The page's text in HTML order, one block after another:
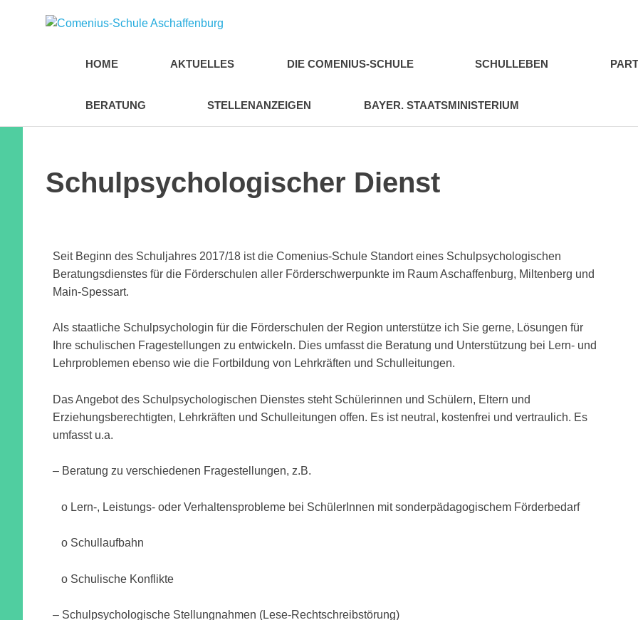
Schule
Aschaffenburg
HOME AKTUELLES DIE COMENIUS-SCHULE SCHULLEBEN
BERATUNG STELLENANZEIGEN BAYER. STAATSMINISTERIUM
Schulpsychologischer Dienst
Seit Beginn des Schuljahres 2017/18 ist die Comenius-Schule Standort eines Schulpsychologischen
Beratungsdienstes für die Förderschulen aller Förderschwerpunkte im Raum Aschaffenburg, Miltenberg und
Main-Spessart.
Als staatliche Schulpsychologin für die Förderschulen der Region unterstütze ich Sie gerne, Lösungen für
Ihre schulischen Fragestellungen zu entwickeln. Dies umfasst die Beratung und Unterstützung bei Lern- und
Lehrproblemen ebenso wie die Fortbildung von Lehrkräften und Schulleitungen.
Das Angebot des Schulpsychologischen Dienstes steht Schülerinnen und Schülern, Eltern und
Erziehungsberechtigten, Lehrkräften und Schulleitungen offen. Es ist neutral, kostenfrei und vertraulich. Es
umfasst u.a.
– Beratung zu verschiedenen Fragestellungen, z.B.
o Lern-, Leistungs- oder Verhaltensprobleme bei SchülerInnen mit sonderpädagogischem Förderbedarf
o Schullaufbahn
o Schulische Konflikte
– Schulpsychologische Stellungnahmen (Lese-Rechtschreibstörung)